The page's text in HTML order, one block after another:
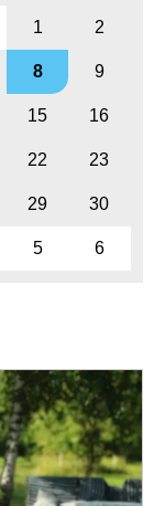
1 2
8 9
15 16
22 23
29 30
5 6